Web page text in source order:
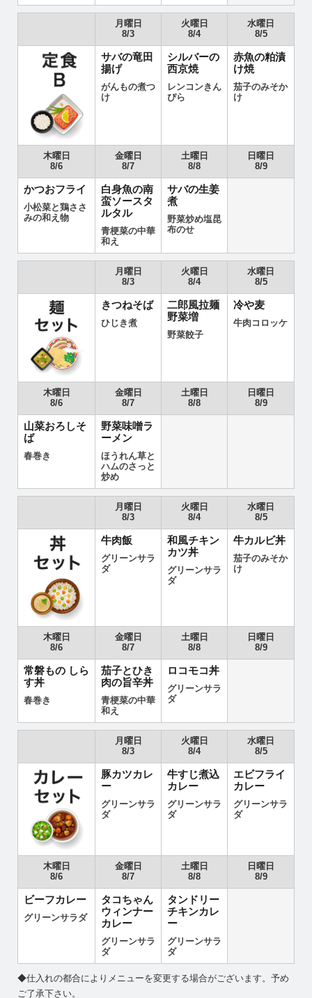
月曜日
8/3
火曜日
8/4
水曜日
8/5
サバの竜田
揚げ
がんもの煮つ
け
シルバーの
西京焼
レンコンきん
ぴら
赤魚の粕漬
け焼
茄子のみそか
け
木曜日
8/6
金曜日
8/7
土曜日
8/8
日曜日
8/9
かつおフライ
小松菜と鶏ささ
みの和え物
白身魚の南
蛮ソースタ
ルタル
青梗菜の中華
和え
サバの生姜
煮
野菜炒め塩昆
布のせ
月曜日
8/3
火曜日
8/4
水曜日
8/5
きつねそば
ひじき煮
二郎風拉麺
野菜増
野菜餃子
冷や麦
牛肉コロッケ
木曜日
8/6
金曜日
8/7
土曜日
8/8
日曜日
8/9
山菜おろしそ
ば
春巻き
野菜味噌ラ
ーメン
ほうれん草と
ハムのさっと
炒め
月曜日
8/3
火曜日
8/4
水曜日
8/5
牛肉飯
グリーンサラ
ダ
和風チキン
カツ丼
グリーンサラ
ダ
牛カルビ丼
茄子のみそか
け
木曜日
8/6
金曜日
8/7
土曜日
8/8
日曜日
8/9
常磐もの しら
す丼
春巻き
茄子とひき
肉の旨辛丼
青梗菜の中華
和え
ロコモコ丼
グリーンサラ
ダ
月曜日
8/3
火曜日
8/4
水曜日
8/5
豚カツカレ
ー
グリーンサラ
ダ
牛すじ煮込
カレー
グリーンサラ
ダ
エビフライ
カレー
グリーンサラ
ダ
木曜日
8/6
金曜日
8/7
土曜日
8/8
日曜日
8/9
ビーフカレー
グリーンサラダ
タコちゃん
ウィンナー
カレー
グリーンサラ
ダ
タンドリー
チキンカレ
ー
グリーンサラ
ダ
◆仕入れの都合によりメニューを変更する場合がございます。予め
ご了承下さい。